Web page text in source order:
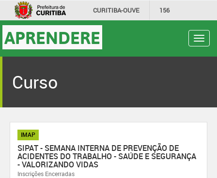
CURITIBA-OUVE 156
SECRETARIAS
APRENDERE
Curso
IMAP
SIPAT - SEMANA INTERNA DE PREVENÇÃO DE
ACIDENTES DO TRABALHO - SAÚDE E SEGURANÇA
- VALORIZANDO VIDAS
Inscrições Encerradas